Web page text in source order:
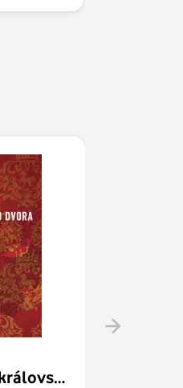
Aristokratka u královského dvora